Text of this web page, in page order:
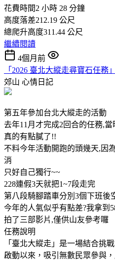
花費時間2 小時 28 分鐘
高度落差212.19 公尺
總爬升高度311.44 公尺
繼續閱讀
4個月前
「2026 臺北大縱走尋寶石任務
郊山 心情日記
第五年參加台北大縱走的活動
去年11月才完成2回合的任務,
真的有點膩了!!
不料今年活動開跑的頭幾天,因
消
只好自己獨行~~
228連假3天就把1~7段走完
第八段騎腳踏車分別3個下班後
今年的人氣似乎有點差?我拿到
拍了三部影片,僅供山友參考囉
任務說明
「臺北大縱走」是一場結合挑
啟動以來，吸引無數民眾參與